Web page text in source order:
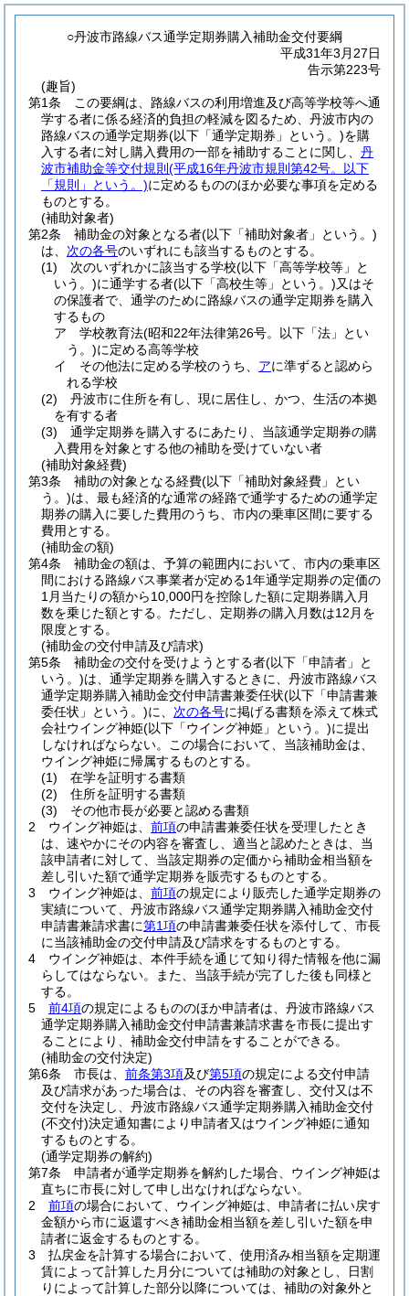
○丹波市路線バス通学定期券購入補助金交付要綱
平成31年3月27日
告示第223号
(趣旨)
第1条
この要綱は、路線バスの利用増進及び高等学校等へ通
学する者に係る経済的負担の軽減を図るため、丹波市内の
路線バスの通学定期券(以下「通学定期券」という。)を購
入する者に対し購入費用の一部を補助することに関し、 丹
波市補助金等交付規則 (平成16年丹波市規則第42号。以下
「規則」という。)に定めるもののほか必要な事項を定める
ものとする。
(補助対象者)
第2条
補助金の対象となる者(以下「補助対象者」という。)
は、 次の各号のいずれにも該当するものとする。
(1)
次のいずれかに該当する学校(以下「高等学校等」と
いう。)に通学する者(以下「高校生等」という。)又はそ
の保護者で、通学のために路線バスの通学定期券を購入
するもの
ア
学校教育法(昭和22年法律第26号。以下「法」とい
う。)に定める高等学校
イ
その他法に定める学校のうち、 アに準ずると認めら
れる学校
(2)
丹波市に住所を有し、現に居住し、かつ、生活の本拠
を有する者
(3)
通学定期券を購入するにあたり、当該通学定期券の購
入費用を対象とする他の補助を受けていない者
(補助対象経費)
第3条
補助の対象となる経費(以下「補助対象経費」とい
う。)は、最も経済的な通常の経路で通学するための通学定
期券の購入に要した費用のうち、市内の乗車区間に要する
費用とする。
(補助金の額)
第4条
補助金の額は、予算の範囲内において、市内の乗車区
間における路線バス事業者が定める1年通学定期券の定価の
1月当たりの額から10,000円を控除した額に定期券購入月
数を乗じた額とする。 ただし、定期券の購入月数は12月を
限度とする。
(補助金の交付申請及び請求)
第5条
補助金の交付を受けようとする者(以下「申請者」と
いう。)は、通学定期券を購入するときに、丹波市路線バス
通学定期券購入補助金交付申請書兼委任状(以下「申請書兼
委任状」という。)に、 次の各号に掲げる書類を添えて株式
会社ウイング神姫(以下「ウイング神姫」という。)に提出
しなければならない。
この場合において、当該補助金は、
ウイング神姫に帰属するものとする。
(1)
在学を証明する書類
(2)
住所を証明する書類
(3)
その他市長が必要と認める書類
2
ウイング神姫は、 前項の申請書兼委任状を受理したとき
は、速やかにその内容を審査し、適当と認めたときは、当
該申請者に対して、当該定期券の定価から補助金相当額を
差し引いた額で通学定期券を販売するものとする。
3
ウイング神姫は、 前項の規定により販売した通学定期券の
実績について、丹波市路線バス通学定期券購入補助金交付
申請書兼請求書に第1項の申請書兼委任状を添付して、市長
に当該補助金の交付申請及び請求をするものとする。
4
ウイング神姫は、本件手続を通じて知り得た情報を他に漏
らしてはならない。
また、当該手続が完了した後も同様と
する。
5
前4項の規定によるもののほか申請者は、丹波市路線バス
通学定期券購入補助金交付申請書兼請求書を市長に提出す
ることにより、補助金交付申請をすることができる。
(補助金の交付決定)
第6条
市長は、 前条第3項及び第5項の規定による交付申請
及び請求があった場合は、その内容を審査し、交付又は不
交付を決定し、丹波市路線バス通学定期券購入補助金交付
(不交付)決定通知書により申請者又はウイング神姫に通知
するものとする。
(通学定期券の解約)
第7条
申請者が通学定期券を解約した場合、ウイング神姫は
直ちに市長に対して申し出なければならない。
2
前項の場合において、ウイング神姫は、申請者に払い戻す
金額から市に返還すべき補助金相当額を差し引いた額を申
請者に返金するものとする。
3
払戻金を計算する場合において、使用済み相当額を定期運
賃によって計算した月分については補助の対象とし、日割
りによって計算した部分以降については、補助の対象外と